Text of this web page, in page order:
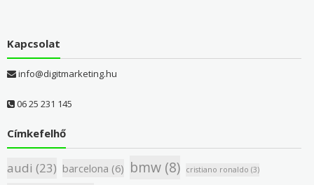
Kapcsolat
info@digitmarketing.hu
06 25 231 145
Címkefelhő
audi (23) barcelona (6) bmw(8) cristiano ronaldo (3)